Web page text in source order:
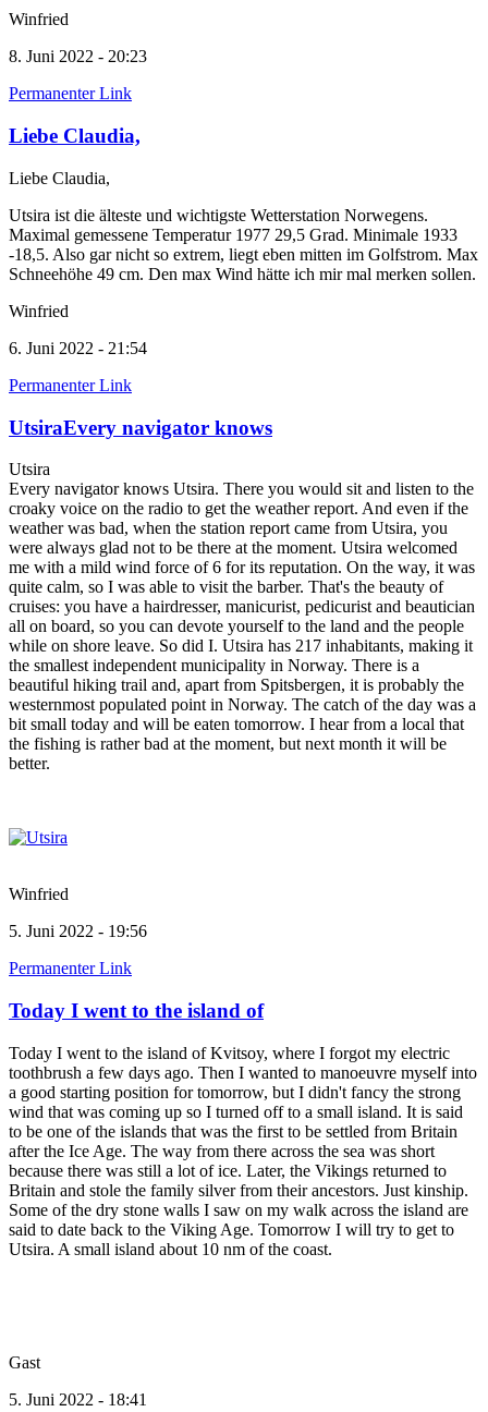
Winfried
8. Juni 2022 - 20:23
Permanenter Link
Liebe Claudia,
Liebe Claudia,
Utsira ist die älteste und wichtigste Wetterstation Norwegens.
Maximal gemessene Temperatur 1977 29,5 Grad. Minimale 1933
-18,5. Also gar nicht so extrem, liegt eben mitten im Golfstrom. Max
Schneehöhe 49 cm. Den max Wind hätte ich mir mal merken sollen.
Winfried
6. Juni 2022 - 21:54
Permanenter Link
UtsiraEvery navigator knows
Utsira
Every navigator knows Utsira. There you would sit and listen to the
croaky voice on the radio to get the weather report. And even if the
weather was bad, when the station report came from Utsira, you
were always glad not to be there at the moment. Utsira welcomed
me with a mild wind force of 6 for its reputation. On the way, it was
quite calm, so I was able to visit the barber. That's the beauty of
cruises: you have a hairdresser, manicurist, pedicurist and beautician
all on board, so you can devote yourself to the land and the people
while on shore leave. So did I. Utsira has 217 inhabitants, making it
the smallest independent municipality in Norway. There is a
beautiful hiking trail and, apart from Spitsbergen, it is probably the
westernmost populated point in Norway. The catch of the day was a
bit small today and will be eaten tomorrow. I hear from a local that
the fishing is rather bad at the moment, but next month it will be
better.
Winfried
5. Juni 2022 - 19:56
Permanenter Link
Today I went to the island of
Today I went to the island of Kvitsoy, where I forgot my electric
toothbrush a few days ago. Then I wanted to manoeuvre myself into
a good starting position for tomorrow, but I didn't fancy the strong
wind that was coming up so I turned off to a small island. It is said
to be one of the islands that was the first to be settled from Britain
after the Ice Age. The way from there across the sea was short
because there was still a lot of ice. Later, the Vikings returned to
Britain and stole the family silver from their ancestors. Just kinship.
Some of the dry stone walls I saw on my walk across the island are
said to date back to the Viking Age. Tomorrow I will try to get to
Utsira. A small island about 10 nm of the coast.
Gast
5. Juni 2022 - 18:41